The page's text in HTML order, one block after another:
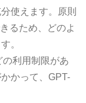
使えます。原則
るため、どのよ
。
利用制限があ
かって、GPT-